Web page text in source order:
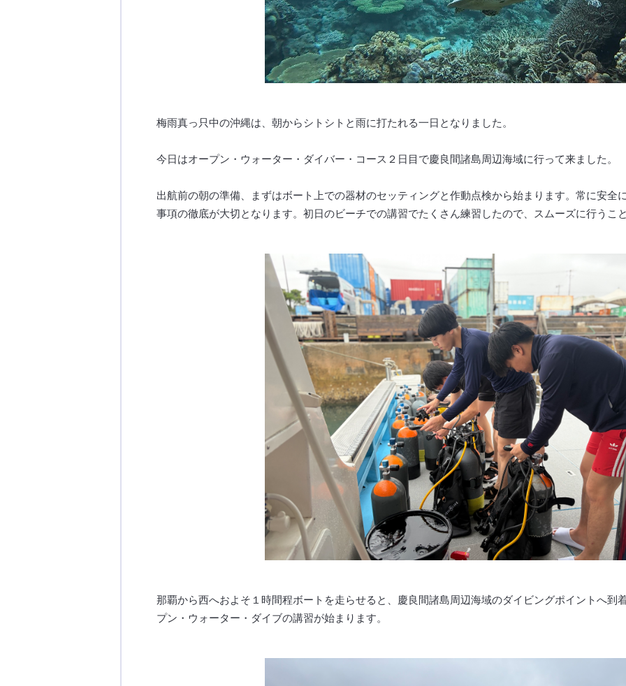
梅雨真っ只中の沖縄は、朝からシトシトと雨に打たれる一日となりました。
今日はオープン・ウォーター・ダイバー・コース２日目で慶良間諸島周辺海域に行って来ました。
出航前の朝の準備、まずはボート上での器材のセッティングと作動点検から始まります。常に安全
事項の徹底が大切となります。初日のビーチでの講習でたくさん練習したので、スムーズに行うこ
那覇から西へおよそ１時間程ボートを走らせると、慶良間諸島周辺海域のダイビングポイントへ到
プン・ウォーター・ダイブの講習が始まります。